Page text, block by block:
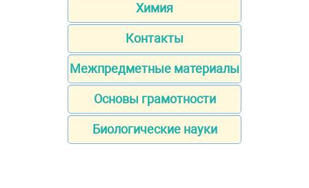
Химия
Контакты
Межпредметные материалы
Основы грамотности
Биологические науки